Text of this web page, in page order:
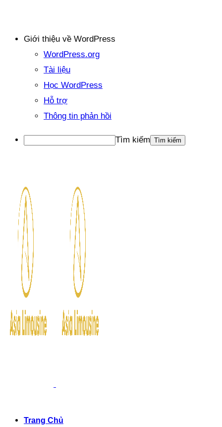
Giới thiệu về WordPress
WordPress.org
Tài liệu
Học WordPress
Hỗ trợ
Thông tin phản hồi
Tìm kiếm
Trang Chủ